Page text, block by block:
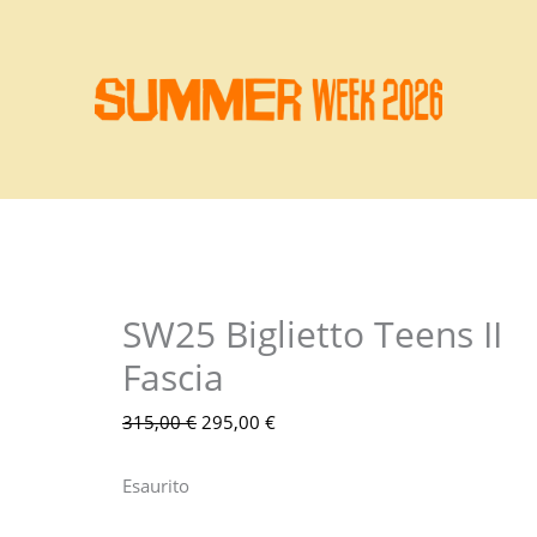
SW25 Biglietto Teens II
Fascia
315,00€
Il
originale
era:
295,00 €
Il
prezzo
è:
Esaurito